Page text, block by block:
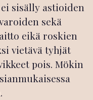
sisälly astioiden
sekä
eikä roskien
vietävä tyhjät
pois. Mökin